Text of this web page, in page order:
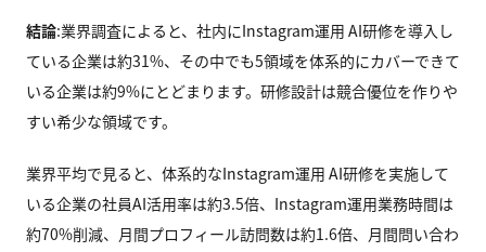
結論:業界調査によると、社内にInstagram運用 AI研修を導入し
ている企業は約31%、その中でも5領域を体系的にカバーできて
いる企業は約9%にとどまります。研修設計は競合優位を作りや
すい希少な領域です。
業界平均で見ると、体系的なInstagram運用 AI研修を実施して
いる企業の社員AI活用率は約3.5倍、Instagram運用業務時間は
約70%削減、月間プロフィール訪問数は約1.6倍、月間問い合わ